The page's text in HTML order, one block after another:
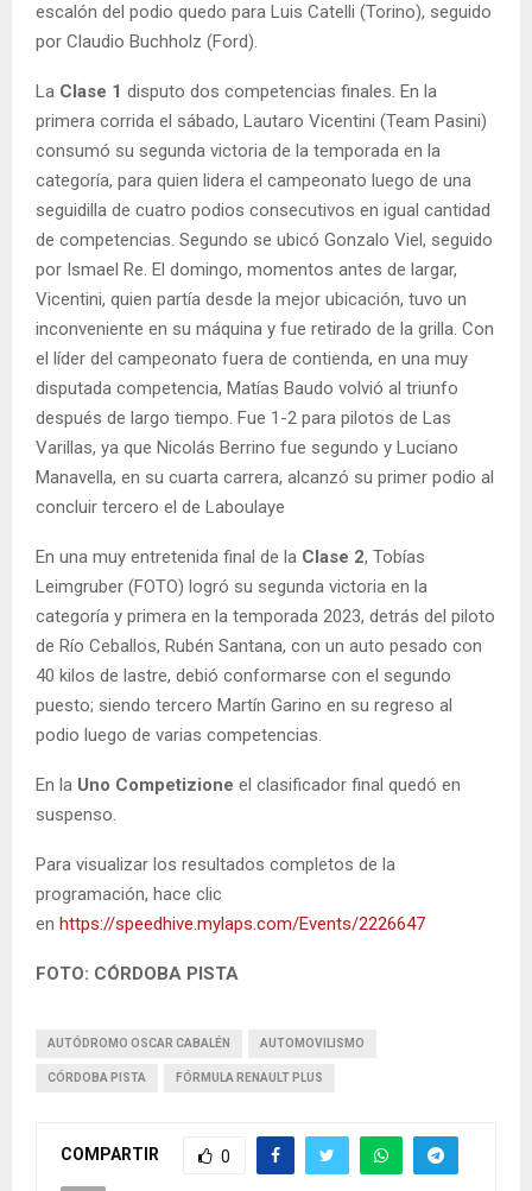
escalón del podio quedo para Luis Catelli (Torino), seguido
por Claudio Buchholz (Ford).
La Clase 1 disputo dos competencias finales. En la
primera corrida el sábado, Lautaro Vicentini (Team Pasini)
consumó su segunda victoria de la temporada en la
categoría, para quien lidera el campeonato luego de una
seguidilla de cuatro podios consecutivos en igual cantidad
de competencias. Segundo se ubicó Gonzalo Viel, seguido
por Ismael Re. El domingo, momentos antes de largar,
Vicentini, quien partía desde la mejor ubicación, tuvo un
inconveniente en su máquina y fue retirado de la grilla. Con
el líder del campeonato fuera de contienda, en una muy
disputada competencia, Matías Baudo volvió al triunfo
después de largo tiempo. Fue 1-2 para pilotos de Las
Varillas, ya que Nicolás Berrino fue segundo y Luciano
Manavella, en su cuarta carrera, alcanzó su primer podio al
concluir tercero el de Laboulaye
En una muy entretenida final de la Clase 2, Tobías
Leimgruber (FOTO) logró su segunda victoria en la
categoría y primera en la temporada 2023, detrás del piloto
de Río Ceballos, Rubén Santana, con un auto pesado con
40 kilos de lastre, debió conformarse con el segundo
puesto; siendo tercero Martín Garino en su regreso al
podio luego de varias competencias.
En la Uno Competizione el clasificador final quedó en
suspenso.
Para visualizar los resultados completos de la
programación, hace clic
en https://speedhive.mylaps.com/Events/2226647
FOTO: CÓRDOBA PISTA
AUTÓDROMO OSCAR CABALÉN AUTOMOVILISMO
CÓRDOBA PISTA FÓRMULA RENAULT PLUS
COMPARTIR 0